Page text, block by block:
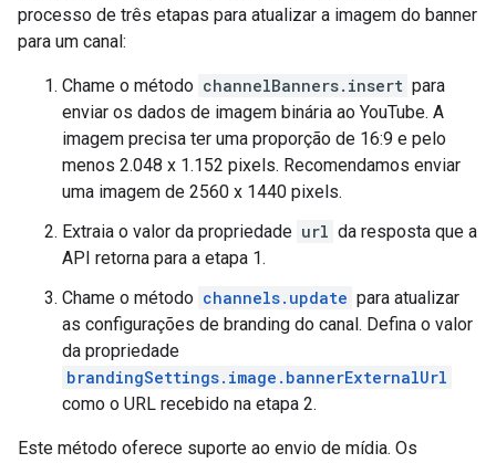
processo de três etapas para atualizar a imagem do banner
para um canal:
Chame o método channelBanners.insert para
enviar os dados de imagem binária ao YouTube. A
imagem precisa ter uma proporção de 16:9 e pelo
menos 2.048 x 1.152 pixels. Recomendamos enviar
uma imagem de 2560 x 1440 pixels.
Extraia o valor da propriedade url da resposta que a
API retorna para a etapa 1.
Chame o método channels.update para atualizar
as configurações de branding do canal. Defina o valor
da propriedade
brandingSettings.image.bannerExternalUrl
como o URL recebido na etapa 2.
Este método oferece suporte ao envio de mídia. Os